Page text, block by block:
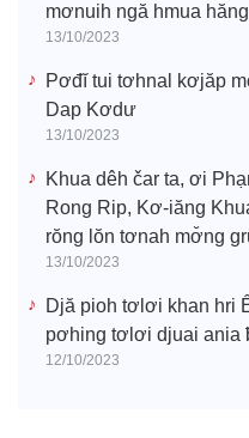
mơnuih ngă hmua
13/10/2023
Pơđĭ tui tơhnal kơjăp
Dap Kơdư
13/10/2023
Khua dêh čar ta, ơi
Rong Rip, Kơ-iăng
rŏng lŏn tơnah mơ̆ng
13/10/2023
Djă pioh tơlơi khan hri
pơhing tơlơi djuai ania
12/10/2023